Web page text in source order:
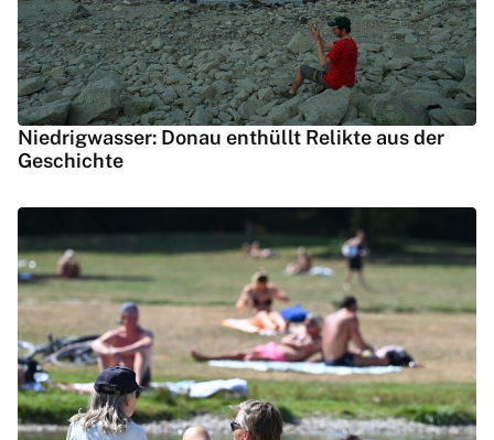
Niedrigwasser: Donau enthüllt Relikte aus der
Geschichte